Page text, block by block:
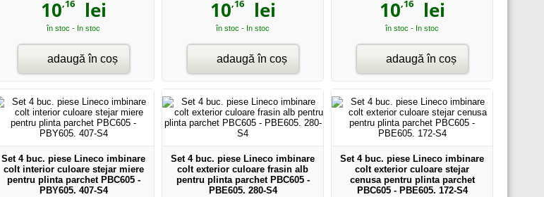
10,16lei
în stoc - In stoc
adaugă în coș
10,16lei
în stoc - In stoc
adaugă în coș
10,16lei
în stoc - In stoc
adaugă în coș
Set 4 buc. piese Lineco imbinare
colt interior culoare stejar miere
pentru plinta parchet PBC605 -
PBY605. 407-S4
Set 4 buc. piese Lineco imbinare
colt exterior culoare frasin alb
pentru plinta parchet PBC605 -
PBE605. 280-S4
Set 4 buc. piese Lineco imbinare
colt exterior culoare stejar
cenusa pentru plinta parchet
PBC605 - PBE605. 172-S4